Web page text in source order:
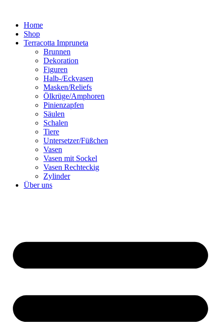
springenHome
Shop
Terracotta Impruneta
Brunnen
Dekoration
Figuren
Halb-/Eckvasen
Masken/Reliefs
Ölkrüge/Amphoren
Pinienzapfen
Säulen
Schalen
Tiere
Untersetzer/Füßchen
Vasen
Vasen mit Sockel
Vasen Rechteckig
Zylinder
Über uns